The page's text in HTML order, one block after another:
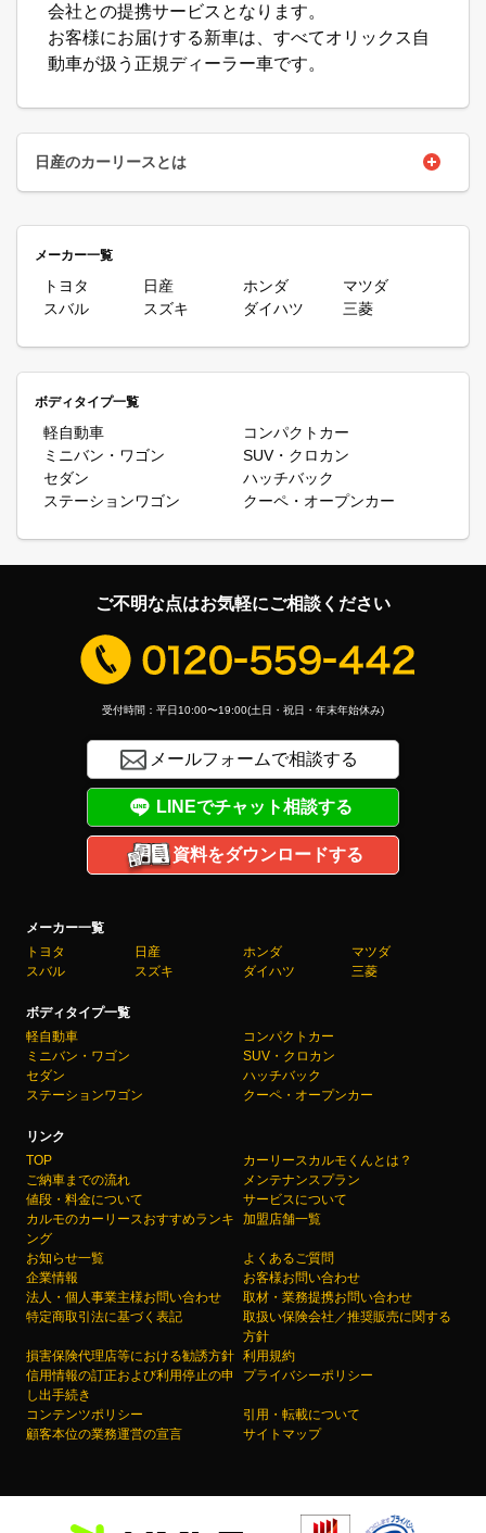
会社との提携サービスとなります。
お客様にお届けする新車は、すべてオリックス自
動車が扱う正規ディーラー車です。
日産のカーリースとは
すが、新しいマイカーの導入方法として今、注目を集めているのが
あらかじめ決められた月額料金のみでリース会社が購入した車を借
りてマイカーのように自由に利用できるサービスです。月額料金に
は自賠責保険料や自動車税(種別割)、重量税なども含まれていま
日産の車は斬新なスタイリングを持つものが多く、そのエクステリ
はなく「技術の日産」と呼ばれるほどの高い技術力を誇り、多くの
革新的な技術を業界に先駆けて導入している自動車メーカーでもあ
ります。モータースポーツにおいても定評があり、日産自慢の高い
技術力を活かして日本国内にとどまらず海外においてもさまざまな
などのペダル操作に加えてステアリング操作、シフトやパーキング
目リーフを発表するなど革新的な技術力が健在であることを示して
います。カーリースカルモくんでは日産の車を豊富に取り揃えてい
ます。カーリースカルモくんならではのお得な日産の車のカーリー
ス、ぜひご検討ください。
メーカー一覧
トヨタ 日産 ホンダ
マツダ
スバル
スズキ ダイハツ 三菱
ボディタイプ一覧
軽自動車
コンパクトカー
ミニバン・ワゴン
SUV・クロカン
セダン
ハッチバック
ステーションワゴン
クーペ・オープンカー
メーカー一覧
トヨタ
日産 ホンダ
マツダ
スバル
スズキ ダイハツ 三菱
ボディタイプ一覧
軽自動車
コンパクトカー
ミニバン・ワゴン
SUV・クロカン
セダン
ハッチバック
ステーションワゴン
クーペ・オープンカー
リンク
TOP
カーリースカルモくんとは？
ご納車までの流れ
メンテナンスプラン
値段・料金について
サービスについて
カルモのカーリースおすすめランキ
ング
加盟店舗一覧
お知らせ一覧
よくあるご質問
企業情報
お客様お問い合わせ
法人・個人事業主様お問い合わせ
取材・業務提携お問い合わせ
特定商取引法に基づく表記
取扱い保険会社／推奨販売に関する
方針
損害保険代理店等における勧誘方針 利用規約
信用情報の訂正および利用停止の申
し出手続き
プライバシーポリシー
コンテンツポリシー
引用・転載について
顧客本位の業務運営の宣言
サイトマップ
ご不明な点はお気軽にご相談ください
受付時間：平日10:00〜19:00(土日・祝日・年末年始休み)
メールフォームで相談する
LINEでチャット相談する
資料をダウンロードする